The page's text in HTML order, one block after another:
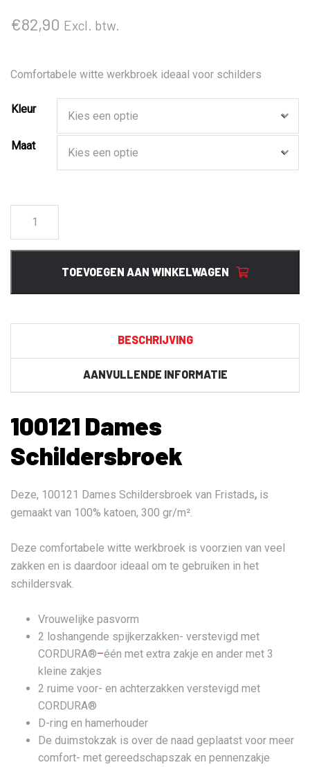
€82,90 Excl. btw.
Comfortabele witte werkbroek ideaal voor schilders
Kleur
Maat
Dames
Schildersbroek
TOEVOEGEN AAN WINKELWAGEN
BESCHRIJVING
AANVULLENDE INFORMATIE
100121 Dames
Schildersbroek
Deze, 100121 Dames Schildersbroek van Fristads, is
gemaakt van 100% katoen, 300 gr/m².
Deze comfortabele witte werkbroek is voorzien van veel
zakken en is daardoor ideaal om te gebruiken in het
schildersvak.
Vrouwelijke pasvorm
2 loshangende spijkerzakken- verstevigd met
CORDURA®–één met extra zakje en ander met 3
kleine zakjes
2 ruime voor- en achterzakken verstevigd met
CORDURA®
D-ring en hamerhouder
De duimstokzak is over de naad geplaatst voor meer
comfort- met gereedschapszak en pennenzakje